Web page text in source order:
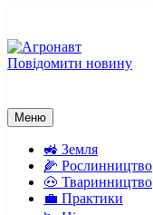
вмісту
Повідомити новину
Меню
🚜 Земля
🌽 Рослинництво
🐽 Тваринництво
💼 Практики